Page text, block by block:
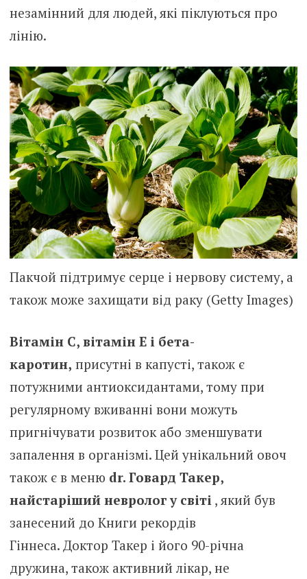
незамінний для людей, які піклуються про
лінію.
Пакчой підтримує серце і нервову систему, а
також може захищати від раку (Getty Images)
Вітамін С, вітамін Е і бета-
каротин, присутні в капусті, також є
потужними антиоксидантами, тому при
регулярному вживанні вони можуть
пригнічувати розвиток або зменшувати
запалення в організмі. Цей унікальний овоч
також є в меню dr. Говард Такер,
найстаріший невролог у світі, який був
занесений до Книги рекордів
Гіннеса. Доктор Такер і його 90-річна
дружина, також активний лікар, не